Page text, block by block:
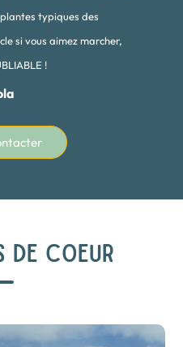
typiques des
si vous aimez marcher,
!
DE COEUR